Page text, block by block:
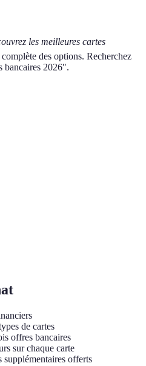
les meilleures cartes
des options. Recherchez
bancaires 2026".
de cartes
offres bancaires
sur chaque carte
supplémentaires offerts